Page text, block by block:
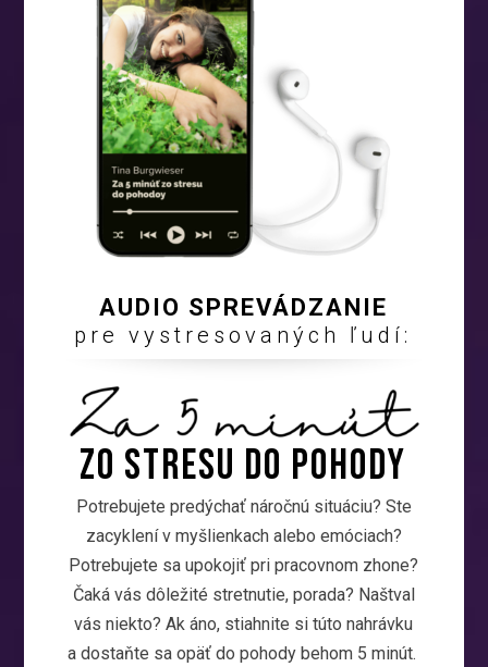
AUDIO SPREVÁDZANIE
pre vystresovaných ľudí:
Zo stresu DO POHODY
Potrebujete predýchať náročnú situáciu? Ste
zacyklení v myšlienkach alebo emóciach?
Potrebujete sa upokojiť pri pracovnom zhone?
Čaká vás dôležité stretnutie, porada? Naštval
vás niekto? Ak áno, stiahnite si túto nahrávku
a dostaňte sa opäť do pohody behom 5 minút.